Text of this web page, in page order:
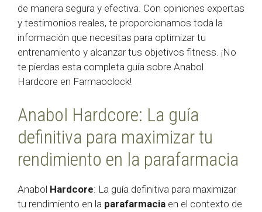
de manera segura y efectiva. Con opiniones expertas
y testimonios reales, te proporcionamos toda la
información que necesitas para optimizar tu
entrenamiento y alcanzar tus objetivos fitness. ¡No
te pierdas esta completa guía sobre Anabol
Hardcore en Farmaoclock!
Anabol Hardcore: La guía
definitiva para maximizar tu
rendimiento en la parafarmacia
Anabol Hardcore: La guía definitiva para maximizar
tu rendimiento en la parafarmacia en el contexto de